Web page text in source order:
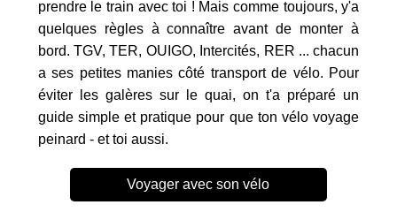
prendre le train avec toi ! Mais comme toujours, y'a
quelques règles à connaître avant de monter à
bord. TGV, TER, OUIGO, Intercités, RER ... chacun
a ses petites manies côté transport de vélo. Pour
éviter les galères sur le quai, on t'a préparé un
guide simple et pratique pour que ton vélo voyage
peinard - et toi aussi.
Voyager avec son vélo